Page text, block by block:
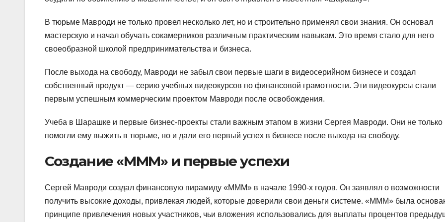
В тюрьме Мавроди не только провел несколько лет, но и строительно применял свои знания. Он основал
мастерскую и начал обучать сокамерников различным практическим навыкам. Это время стало для него
своеобразной школой предпринимательства и бизнеса.
После выхода на свободу, Мавроди не забыл свои первые шаги в видеосерийном бизнесе и создал
собственный продукт — серию учебных видеокурсов по финансовой грамотности. Эти видеокурсы стали
первым успешным коммерческим проектом Мавроди после освобождения.
Учеба в Шарашке и первые бизнес-проекты стали важным этапом в жизни Сергея Мавроди. Они не только
помогли ему выжить в тюрьме, но и дали его первый успех в бизнесе после выхода на свободу.
Создание «МММ» и первые успехи
Сергей Мавроди создал финансовую пирамиду «МММ» в начале 1990-х годов. Он заявлял о возможности
получить высокие доходы, привлекая людей, которые доверили свои деньги системе. «МММ» была
принципе привлечения новых участников, чьи вложения использовались для выплаты процентов